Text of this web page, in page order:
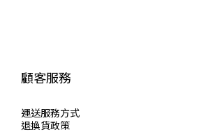
顧客服務
運送服務方式
退換貨政策